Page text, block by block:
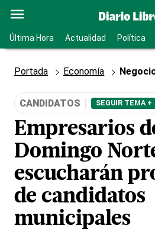
Última Hora Actualidad Política
Portada Economía
CANDIDATOS SEGUIR TEMA +
Empresarios
Domingo
escucharán
de candidatos
municipales